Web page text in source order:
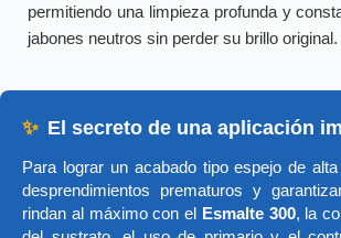
permitiendo una limpieza profunda y
jabones neutros sin perder su brillo original.
✨ El secreto de una aplicación
Para lograr un acabado tipo espejo de
desprendimientos prematuros y
rindan al máximo con el
Esmalte 300, la